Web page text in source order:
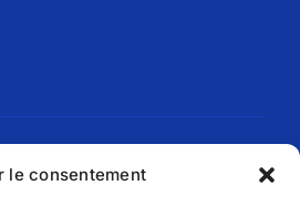
le consentement